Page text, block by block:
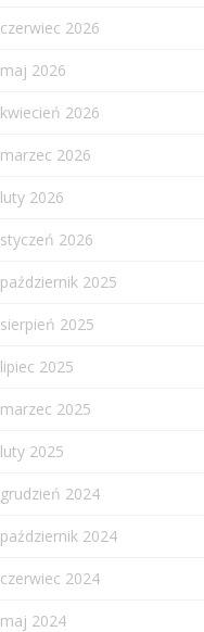
czerwiec 2026
maj 2026
kwiecień 2026
marzec 2026
luty 2026
styczeń 2026
październik 2025
sierpień 2025
lipiec 2025
marzec 2025
luty 2025
grudzień 2024
październik 2024
czerwiec 2024
maj 2024